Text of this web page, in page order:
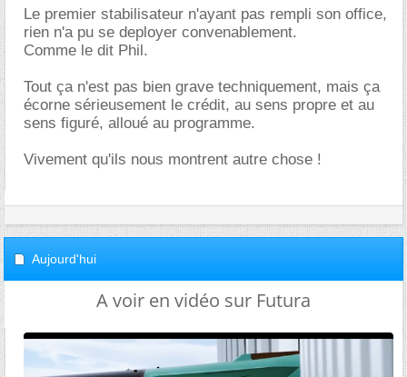
Le premier stabilisateur n'ayant pas rempli son office,
rien n'a pu se deployer convenablement.
Comme le dit Phil.
Tout ça n'est pas bien grave techniquement, mais ça
écorne sérieusement le crédit, au sens propre et au
sens figuré, alloué au programme.
Vivement qu'ils nous montrent autre chose !
Aujourd'hui
A voir en vidéo sur Futura